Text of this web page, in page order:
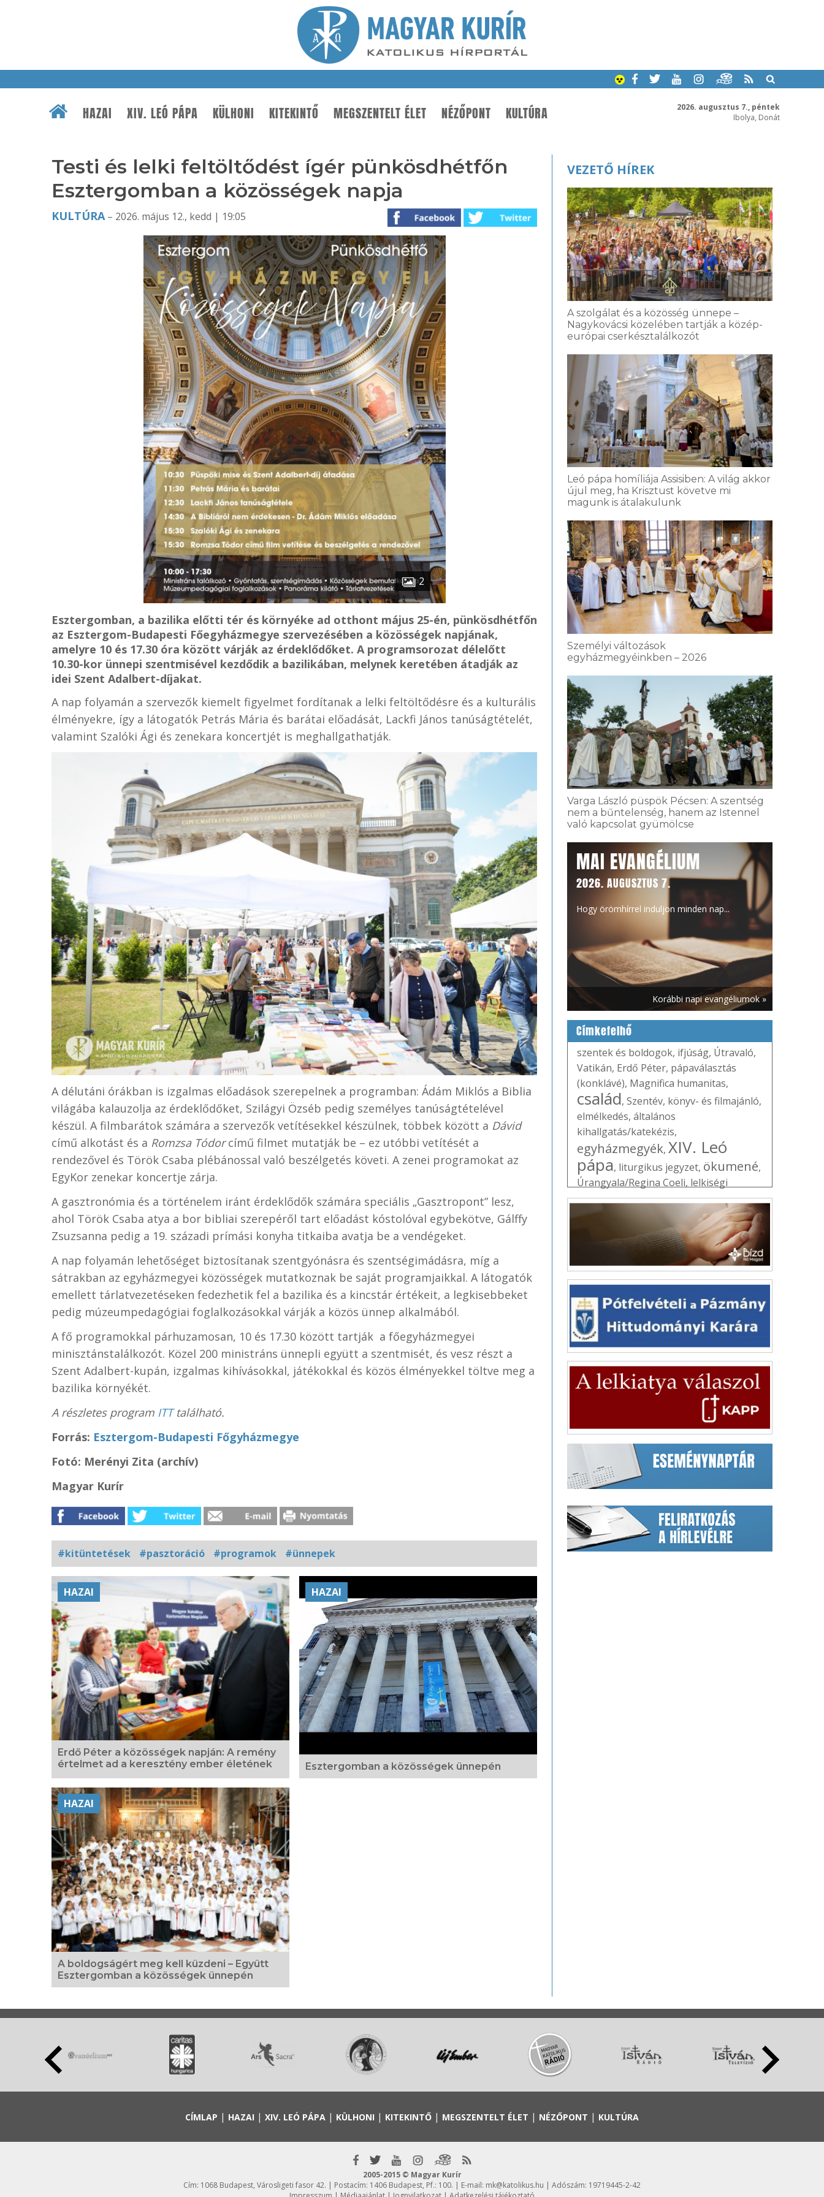
2026. augusztus 7., péntek
Ibolya, Donát
HAZAI XIV. LEÓ PÁPA KÜLHONI KITEKINTŐ MEGSZENTELT ÉLET NÉZŐPONT KULTÚRA
Testi és lelki feltöltődést ígér pünkösdhétfőn
Esztergomban a közösségek napja
KULTÚRA– 2026. május 12., kedd | 19:05
2
Esztergomban, a bazilika előtti tér és környéke ad otthont május 25-én, pünkösdhétfőn
az Esztergom-Budapesti Főegyházmegye szervezésében a közösségek napjának,
amelyre 10 és 17.30 óra között várják az érdeklődőket. A programsorozat délelőtt
10.30-kor ünnepi szentmisével kezdődik a bazilikában, melynek keretében átadják az
idei Szent Adalbert-díjakat.
A nap folyamán a szervezők kiemelt figyelmet fordítanak a lelki feltöltődésre és a kulturális
élményekre, így a látogatók Petrás Mária és barátai előadását, Lackfi János tanúságtételét,
valamint Szalóki Ági és zenekara koncertjét is meghallgathatják.
A délutáni órákban is izgalmas előadások szerepelnek a programban: Ádám Miklós a Biblia
világába kalauzolja az érdeklődőket, Szilágyi Özséb pedig személyes tanúságtételével
készül. A filmbarátok számára a szervezők vetítésekkel készülnek, többek között a Dávid
című alkotást és a Romzsa Tódorcímű filmet mutatják be – ez utóbbi vetítését a
rendezővel és Török Csaba plébánossal való beszélgetés követi. A zenei programokat az
EgyKor zenekar koncertje zárja.
A gasztronómia és a történelem iránt érdeklődők számára speciális „Gasztropont” lesz,
ahol Török Csaba atya a bor bibliai szerepéről tart előadást kóstolóval egybekötve, Gálffy
Zsuzsanna pedig a 19. századi prímási konyha titkaiba avatja be a vendégeket.
A nap folyamán lehetőséget biztosítanak szentgyónásra és szentségimádásra, míg a
sátrakban az egyházmegyei közösségek mutatkoznak be saját programjaikkal. A látogatók
emellett tárlatvezetéseken fedezhetik fel a bazilika és a kincstár értékeit, a legkisebbeket
pedig múzeumpedagógiai foglalkozásokkal várják a közös ünnep alkalmából.
A fő programokkal párhuzamosan, 10 és 17.30 között tartják a főegyházmegyei
minisztánstalálkozót. Közel 200 ministráns ünnepli együtt a szentmisét, és vesz részt a
Szent Adalbert-kupán, izgalmas kihívásokkal, játékokkal és közös élményekkel töltve meg a
bazilika környékét.
A részletes program ITTtalálható.
Forrás: Esztergom-Budapesti Főgyházmegye
Fotó: Merényi Zita (archív)
Magyar Kurír
#kitüntetések #pasztoráció #programok #ünnepek
Kapcsolódó
fotógaléria
HAZAI
Erdő Péter a közösségek napján: A remény
értelmet ad a keresztény ember életének
HAZAI
Esztergomban a közösségek ünnepén
HAZAI
A boldogságért meg kell küzdeni – Együtt
Esztergomban a közösségek ünnepén
VEZETŐ HÍREK
A szolgálat és a közösség ünnepe –
Nagykovácsi közelében tartják a közép-
európai cserkésztalálkozót
Leó pápa homíliája Assisiben: A világ akkor
újul meg, ha Krisztust követve mi
magunk is átalakulunk
Személyi változások
egyházmegyéinkben – 2026
Varga László püspök Pécsen: A szentség
nem a bűntelenség, hanem az Istennel
való kapcsolat gyümölcse
MAI EVANGÉLIUM
2026. AUGUSZTUS 7.
Hogy örömhírrel induljon minden nap...
Korábbi napi evangéliumok »
Címkefelhő
szentek és boldogok, ifjúság, Útravaló,
Vatikán, Erdő Péter, pápaválasztás
(konklávé), Magnifica humanitas,
család, Szentév, könyv- és filmajánló,
elmélkedés, általános
kihallgatás/katekézis,
egyházmegyék, XIV. Leó
pápa, liturgikus jegyzet, ökumené,
Úrangyala/Regina Coeli, lelkiségi
mozgalmak
CÍMLAP | HAZAI | XIV. LEÓ PÁPA | KÜLHONI | KITEKINTŐ | MEGSZENTELT ÉLET | NÉZŐPONT | KULTÚRA
2005-2015 © Magyar Kurír
Cím: 1068 Budapest, Városligeti fasor 42. | Postacím: 1406 Budapest, Pf.: 100. | E-mail: mk@katolikus.hu | Adószám: 19719445-2-42